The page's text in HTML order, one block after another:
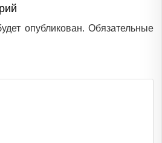
опубликован. Обязательные